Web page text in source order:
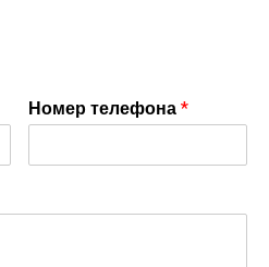
Номер телефона*